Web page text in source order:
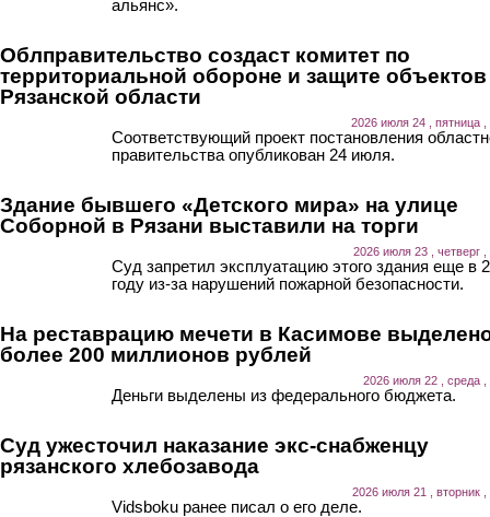
альянс».
Облправительство создаст комитет по
территориальной обороне и защите объектов
Рязанской области
2026 июля 24 , пятница ,
Соответствующий проект постановления
правительства опубликован 24 июля.
Здание бывшего «Детского мира» на улице
Соборной в Рязани выставили на торги
2026 июля 23 , четверг ,
Суд запретил эксплуатацию этого здания еще в
году из-за нарушений пожарной безопасности.
На реставрацию мечети в Касимове
более 200 миллионов рублей
2026 июля 22 , среда ,
Деньги выделены из федерального бюджета.
Суд ужесточил наказание экс-снабженцу
рязанского хлебозавода
2026 июля 21 , вторник ,
Vidsboku ранее писал о его деле.